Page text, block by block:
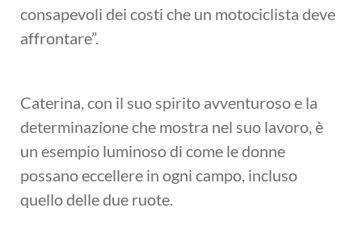
consapevoli dei costi che un motociclista deve
affrontare”.
Caterina, con il suo spirito avventuroso e la
determinazione che mostra nel suo lavoro, è
un esempio luminoso di come le donne
possano eccellere in ogni campo, incluso
quello delle due ruote.